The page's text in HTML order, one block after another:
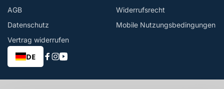
AGB
Widerrufsrecht
Datenschutz
Mobile Nutzungsbedingungen
Vertrag widerrufen
DE
Facebook
Instagram
YouTube